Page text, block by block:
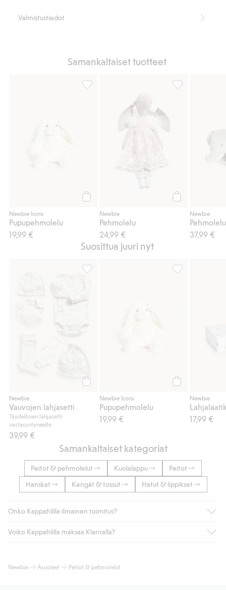
Valmistustiedot
Samankaltaiset tuotteet
Newbie Icons
Pupupehmolelu
19,99 €
Newbie
Pehmolelu
24,99 €
Newbie
37,99 €
Suosittua juuri nyt
Newbie
Vauvojen lahjasetti
Täydellinen lahjasetti
vastasyntyneelle
39,99 €
Newbie Icons
Pupupehmolelu
19,99 €
Newbie
17,99 €
Samankaltaiset kategoriat
Peitot & pehmolelut Kuolalappu
Peitot
Hanskat
Kengät & tossut Hatut & lippikset
Onko Kappahlilla ilmainen toimitus?
Jos olet Kappahl Clubin jäsen, saat aina ilmaisen toimituksen
kotiinkuljetusta). Toimituskulut poistuvat automaattisesti, kun
Voiko Kappahlilla maksaa Klarnalla?
maksutavat, kuten laskun, sekä muita maksuvaihtoehtoja.
Newbie Asusteet Peitot & pehmolelut